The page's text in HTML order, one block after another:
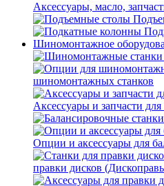
Аксессуары, масло,
Шиномонтажное
шиномонтажных станков
Аксессуары и запчасти
Опции и аксессуары для
правки дисков